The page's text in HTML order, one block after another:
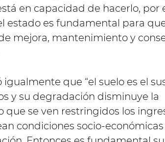
en capacidad de hacerlo, por
estado es fundamental para
mejora, mantenimiento y
que “el suelo es el
y su degradación disminuye la
se ven restringidos los
condiciones socio-económicas